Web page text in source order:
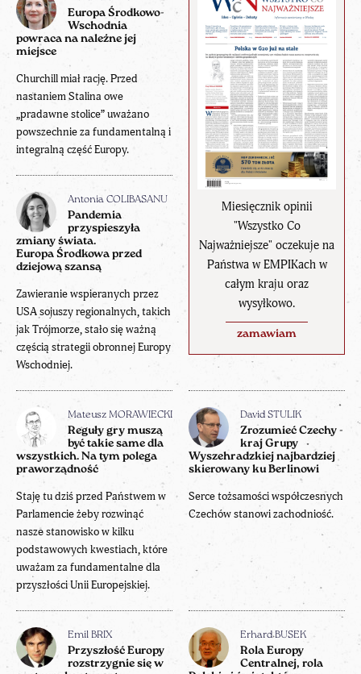
Miesięcznik opinii
"Wszystko Co
Najważniejsze" oczekuje na
Państwa w EMPIKach w
całym kraju oraz
wysyłkowo.
zamawiam
Europa Środkowo-
Wschodnia
powraca na należne jej
miejsce
Churchill miał rację. Przed
nastaniem Stalina owe
„pradawne stolice” uważano
powszechnie za fundamentalną i
integralną część Europy.
Antonia COLIBASANU
Pandemia
przyspieszyła
zmiany świata.
Europa Środkowa przed
dziejową szansą
Zawieranie wspieranych przez
USA sojuszy regionalnych, takich
jak Trójmorze, stało się ważną
częścią strategii obronnej Europy
Wschodniej.
Mateusz MORAWIECKI
Reguły gry muszą
być takie same dla
wszystkich. Na tym polega
praworządność
Staję tu dziś przed Państwem w
Parlamencie żeby rozwinąć
nasze stanowisko w kilku
podstawowych kwestiach, które
uważam za fundamentalne dla
przyszłości Unii Europejskiej.
David STULIK
Zrozumieć Czechy -
kraj Grupy
Wyszehradzkiej najbardziej
skierowany ku Berlinowi
Serce tożsamości współczesnych
Czechów stanowi zachodniość.
Emil BRIX
Przyszłość Europy
rozstrzygnie się w
Erhard BUSEK
Rola Europy
Centralnej, rola